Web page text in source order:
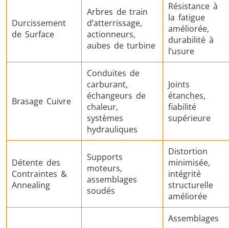
Durcissement
de Surface
Arbres de train
d’atterrissage,
actionneurs,
aubes de turbine
Résistance à
la fatigue
améliorée,
durabilité à
l’usure
Brasage Cuivre
Conduites de
carburant,
échangeurs de
chaleur,
systèmes
hydrauliques
Joints
étanches,
fiabilité
supérieure
Détente des
Contraintes &
Annealing
Supports
moteurs,
assemblages
soudés
Distortion
minimisée,
intégrité
structurelle
améliorée
Assemblages